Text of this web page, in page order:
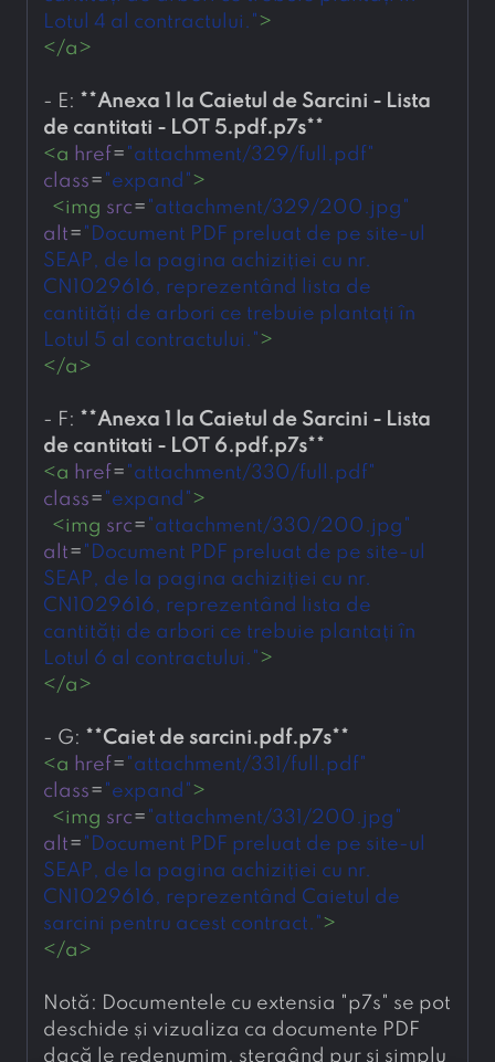
Lotul 4 al contractului.">
</a>
- E: **Anexa 1 la Caietul de Sarcini - Lista
de cantitati - LOT 5.pdf.p7s**
<a href= "attachment/329/full.pdf"
class= "expand">
<img src= "attachment/329/200.jpg"
alt= "Document PDF preluat de pe site-ul
SEAP, de la pagina achiziției cu nr.
CN1029616, reprezentând lista de
cantități de arbori ce trebuie plantați în
Lotul 5 al contractului.">
</a>
- F: **Anexa 1 la Caietul de Sarcini - Lista
de cantitati - LOT 6.pdf.p7s**
<a href= "attachment/330/full.pdf"
class= "expand">
<img src= "attachment/330/200.jpg"
alt= "Document PDF preluat de pe site-ul
SEAP, de la pagina achiziției cu nr.
CN1029616, reprezentând lista de
cantități de arbori ce trebuie plantați în
Lotul 6 al contractului.">
</a>
- G: **Caiet de sarcini.pdf.p7s**
<a href= "attachment/331/full.pdf"
class= "expand">
<img src= "attachment/331/200.jpg"
alt= "Document PDF preluat de pe site-ul
SEAP, de la pagina achiziției cu nr.
CN1029616, reprezentând Caietul de
sarcini pentru acest contract.">
</a>
Notă: Documentele cu extensia "p7s" se pot
deschide și vizualiza ca documente PDF
dacă le redenumim, ștergând pur și simplu